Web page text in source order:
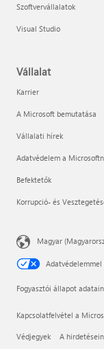
Szoftvervállalatok
Visual Studio
Vállalat
Karrier
A Microsoft bemutatása
Vállalati hírek
Adatvédelem a
Befektetők
Korrupció- és
Magyar
Fogyasztói állapot
Kapcsolatfelvétel a
Védjegyek A